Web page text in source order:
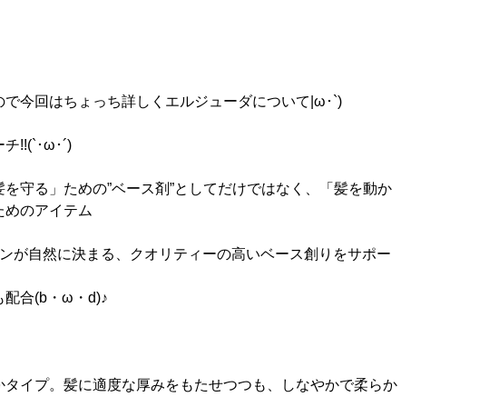
今回はちょっち詳しくエルジューダについて|ω･`)
!!(`･ω･´)
守る」ための”ベース剤”としてだけではなく、「髪を動か
めのアイテム
が自然に決まる、クオリティーの高いベース創りをサポー
配合(b・ω・d)♪
イプ。髪に適度な厚みをもたせつつも、しなやかで柔らか